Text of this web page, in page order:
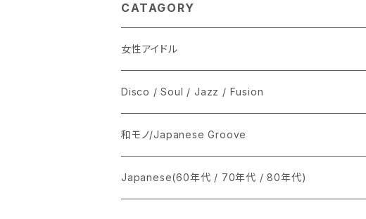
CATAGORY
女性アイドル
シングル盤
あ行
か行
LP
CD
Disco / Soul / Jazz / Fusion
シングル盤
A
12インチ・シングル
和モノ/Japanese Groove
シングル盤
Japanese(60年代 / 70年代 / 80年代)